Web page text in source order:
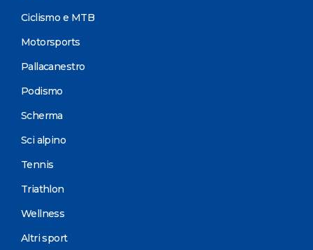
Ciclismo e MTB
Motorsports
Pallacanestro
Podismo
Scherma
Sci alpino
Tennis
Triathlon
Wellness
Altri sport